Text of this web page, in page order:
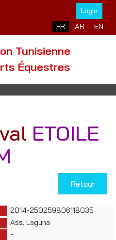
Login
Sélectionnez votre
FR AR EN
Tunisienne
Équestres
ETOILE
Retour
2014-250259806118035
Ass. Laguna
-